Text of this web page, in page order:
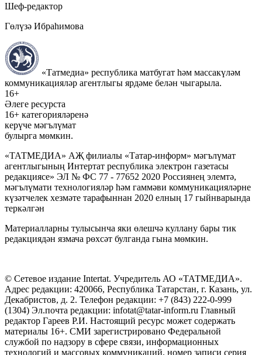
Шеф-редактор
Гөлүзә Ибраһимова
«Татмедиа» республика матбугат һәм массакүләм
коммуникацияләр агентлыгы ярдәме белән чыгарыла.
16+
Әлеге ресурста
16+ категорияләренә
керүче мәгълүмат
булырга мөмкин.
«ТАТМЕДИА» АҖ филиалы «Татар-информ» мәгълүмат
агентлыгының Интертат республика электрон газетасы
редакциясе» ЭЛ № ФС 77 - 77652 2020 Россиянең элемтә,
мәгълүмати технологияләр һәм гаммәви коммуникацияләрне
күзәтчелек хезмәте тарафыннан 2020 елның 17 гыйнварында
теркәлгән
Материалларны тулысынча яки өлешчә куллану бары тик
редакциядән язмача рөхсәт булганда гына мөмкин.
© Сетевое издание Intertat. Учредитель АО «ТАТМЕДИА».
Адрес редакции: 420066, Республика Татарстан, г. Казань, ул.
Декабристов, д. 2. Телефон редакции: +7 (843) 222-0-999
(1304) Эл.почта редакции: infotat@tatar-inform.ru Главный
редактор Гареев Р.И. Настоящий ресурс может содержать
материалы 16+. СМИ зарегистрировано Федеральной
службой по надзору в сфере связи, информационных
технологий и массовых коммуникаций, номер записи серия